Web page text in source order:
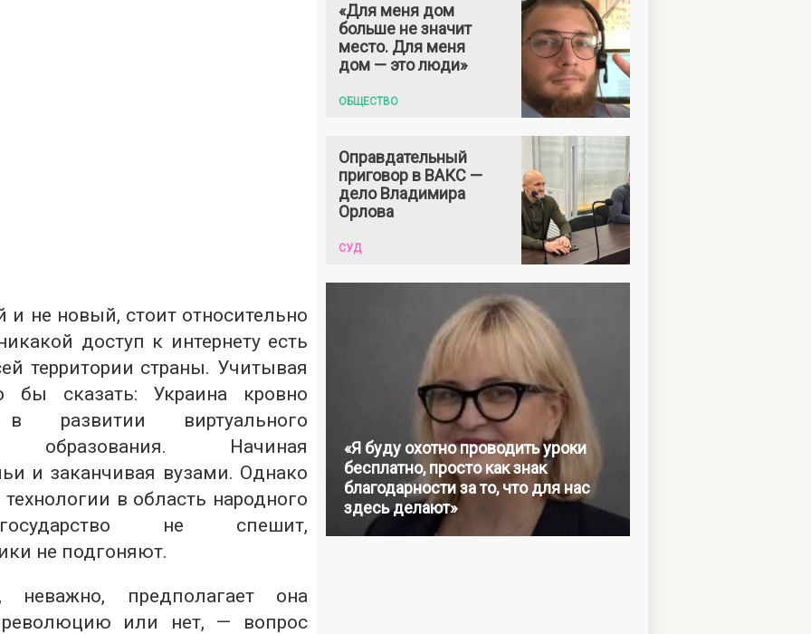
и не новый, стоит относительно
доступ к интернету есть
территории страны. Учитывая
сказать: Украина кровно
в развитии виртуального
образования. Начиная
и заканчивая вузами. Однако
в область народного
не спешит,
не подгоняют.
предполагает она
революцию или нет, — вопрос
«Для меня дом
больше не значит
место. Для меня
дом — это люди»
ОБЩЕСТВО
Оправдательный
приговор в ВАКС —
дело Владимира
Орлова
СУД
«Я буду охотно проводить уроки
бесплатно, просто как знак
благодарности за то, что для нас
здесь делают»